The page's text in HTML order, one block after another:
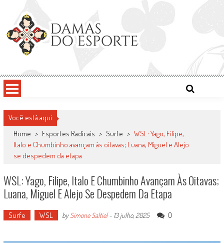
content
Damas do Esporte
Você está aqui
Home > Esportes Radicais > Surfe > WSL: Yago, Filipe,
Italo e Chumbinho avançam às oitavas; Luana, Miguel e Alejo
se despedem da etapa
WSL: Yago, Filipe, Italo E Chumbinho Avançam Às Oitavas;
Luana, Miguel E Alejo Se Despedem Da Etapa
Surfe WSL bySimone Saltiel- 13 julho, 2025 0